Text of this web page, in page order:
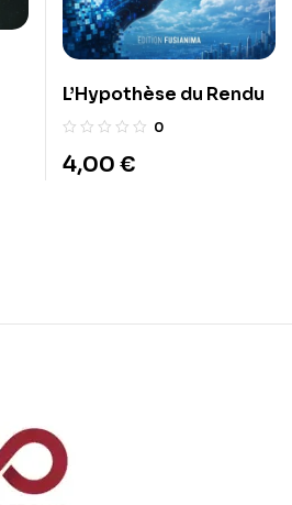
L’Hypothèse du Rendu
0
4,00 €